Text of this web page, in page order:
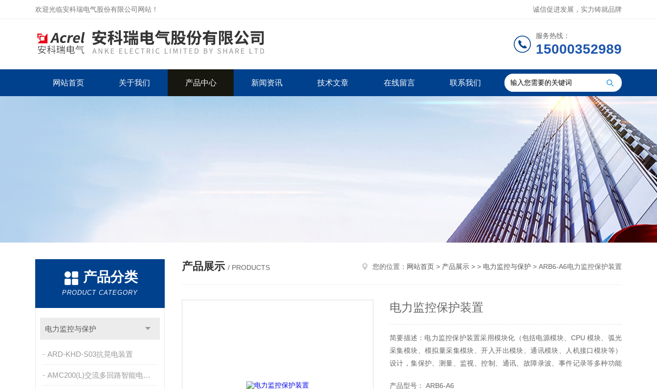
欢迎光临安科瑞电气股份有限公司网站！ 诚信促进发展，实力铸就品牌
服务热线：
15000352989
网站首页 关于我们 产品中心 新闻资讯 技术文章 在线留言 联系我们
产品分类
PRODUCT CATEGORY
电力监控与保护
ARD-KHD-S03抗晃电装置
AMC200(L)交流多回路智能电量采集监控装置
产品展示 / PRODUCTS 您的位置： 网站首页 > 产品展示 > > 电力监控与保护 > ARB6-A6电力监控保护装置
电力监控保护装置
简要描述：电力监控保护装置采用模块化（包括电源模块、CPU 模块、弧光
采集模块、模拟量采集模块、开入开出模块、通讯模块、人机接口模块等）
设计，集保护、测量、监视、控制、通讯、故障录波、事件记录等多种功能
产品型号： ARB6-A6